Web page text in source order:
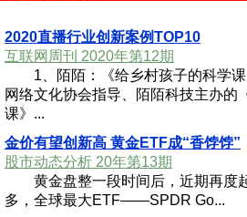
2020直播行业创新案例TOP10
互联网周刊 2020年第12期
1、陌陌：《给乡村孩子的科学
网络文化协会指导、陌陌科技主办的
课》...
金价有望创新高 黄金ETF成“香饽饽”
股市动态分析 20年第13期
黄金盘整一段时间后，近期再度
多，全球最大ETF——SPDR Go...